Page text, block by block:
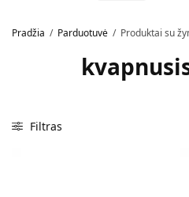
Pradžia / Parduotuvė / Produktai su
Filtras